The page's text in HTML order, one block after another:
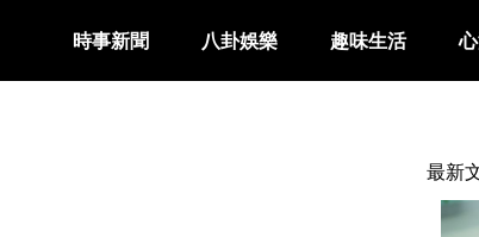
時事新聞 八卦娛樂 趣味生活
最新